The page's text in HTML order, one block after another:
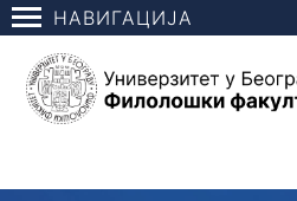
НАВИГАЦИЈА